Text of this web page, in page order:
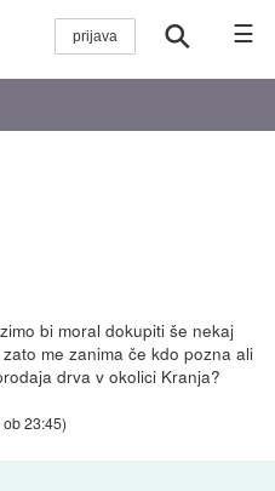
☰
bi moral dokupiti še nekaj
me zanima če kdo pozna ali
drva v okolici Kranja?
ob 23:45)